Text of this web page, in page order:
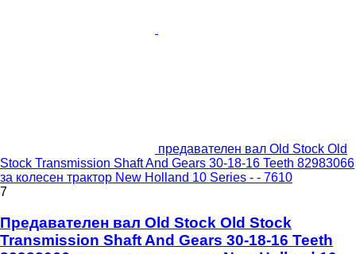
предавателен вал Old Stock Old
Stock Transmission Shaft And Gears 30-18-16 Teeth 82983066
за колесен трактор New Holland 10 Series - - 7610
7
Предавателен вал Old Stock Old Stock
Transmission Shaft And Gears 30-18-16 Teeth